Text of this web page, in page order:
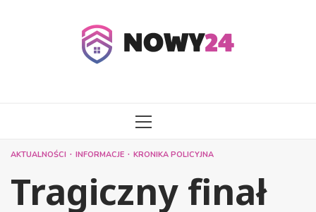
MENU
AKTUALNOŚCI INFORMACJE KRONIKA POLICYJNA
Tragiczny finał